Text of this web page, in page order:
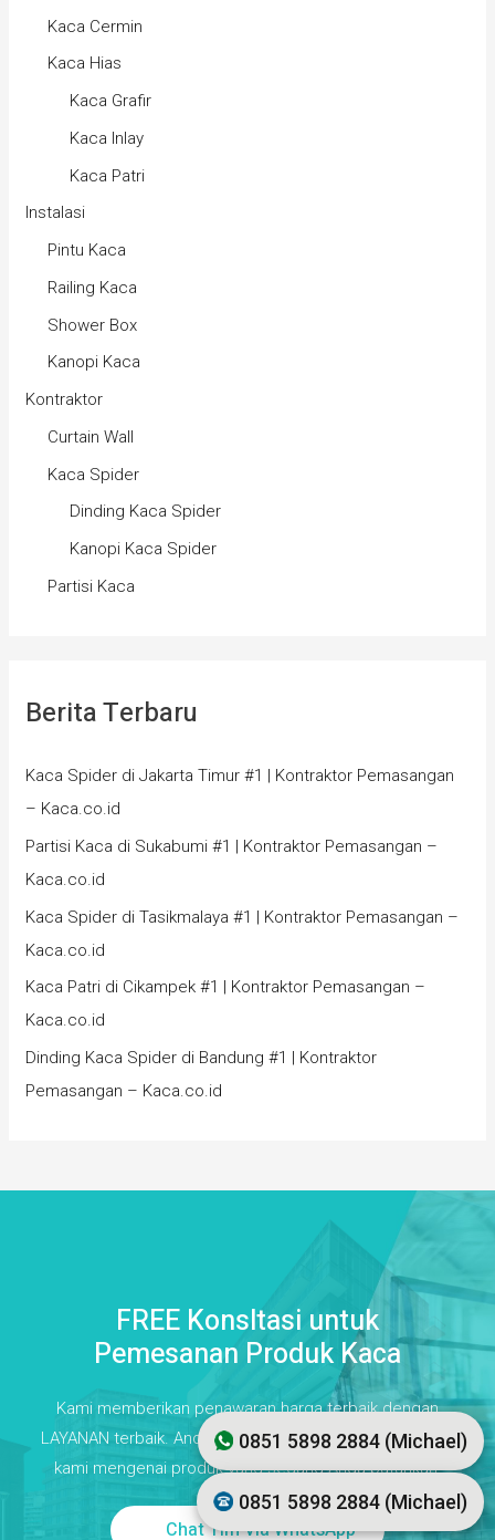
Kaca Cermin
Kaca Hias
Kaca Grafir
Kaca Inlay
Kaca Patri
Instalasi
Pintu Kaca
Railing Kaca
Shower Box
Kanopi Kaca
Kontraktor
Curtain Wall
Kaca Spider
Dinding Kaca Spider
Kanopi Kaca Spider
Partisi Kaca
Berita Terbaru
Kaca Spider di Jakarta Timur #1 | Kontraktor Pemasangan
– Kaca.co.id
Partisi Kaca di Sukabumi #1 | Kontraktor Pemasangan –
Kaca.co.id
Kaca Spider di Tasikmalaya #1 | Kontraktor Pemasangan –
Kaca.co.id
Kaca Patri di Cikampek #1 | Kontraktor Pemasangan –
Kaca.co.id
Dinding Kaca Spider di Bandung #1 | Kontraktor
Pemasangan – Kaca.co.id
FREE Konsltasi untuk
Pemesanan Produk Kaca
Kami memberikan penawaran harga terbaik dengan
LAYANAN terbaik. Anda bebas berkonsultasi dengan tim
kami mengenai produk yang sedang Anda butuhkan.
Chat Tim Via WhatsApp
0851 5898 2884 (Michael)
0851 5898 2884 (Michael)